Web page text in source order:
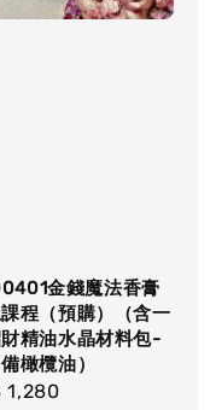
金錢魔法香膏
程（預購）（含一
精油水晶材料包-
橄欖油）
1,280